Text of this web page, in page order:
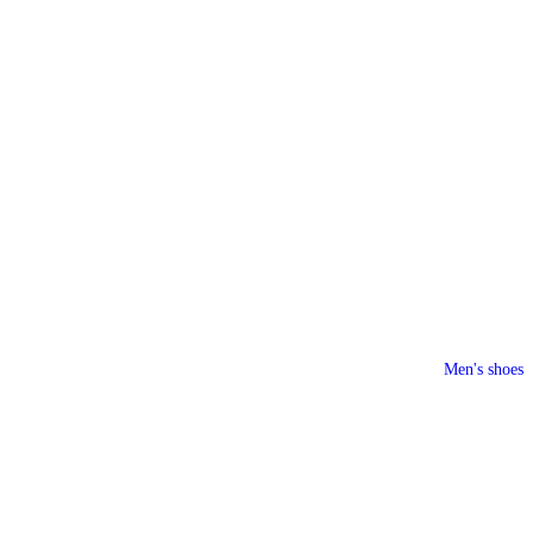
Men's shoes